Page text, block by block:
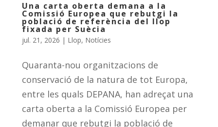
Una carta oberta demana a la
Comissió Europea que rebutgi la
població de referència del llop
fixada per Suècia
jul. 21, 2026 | Llop, Notícies
Quaranta-nou organitzacions de
conservació de la natura de tot Europa,
entre les quals DEPANA, han adreçat una
carta oberta a la Comissió Europea per
demanar que rebutgi la població de